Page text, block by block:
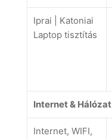
Iprai | Katoniai
Laptop tisztítás
Internet & Hálózat
Internet, WIFI,